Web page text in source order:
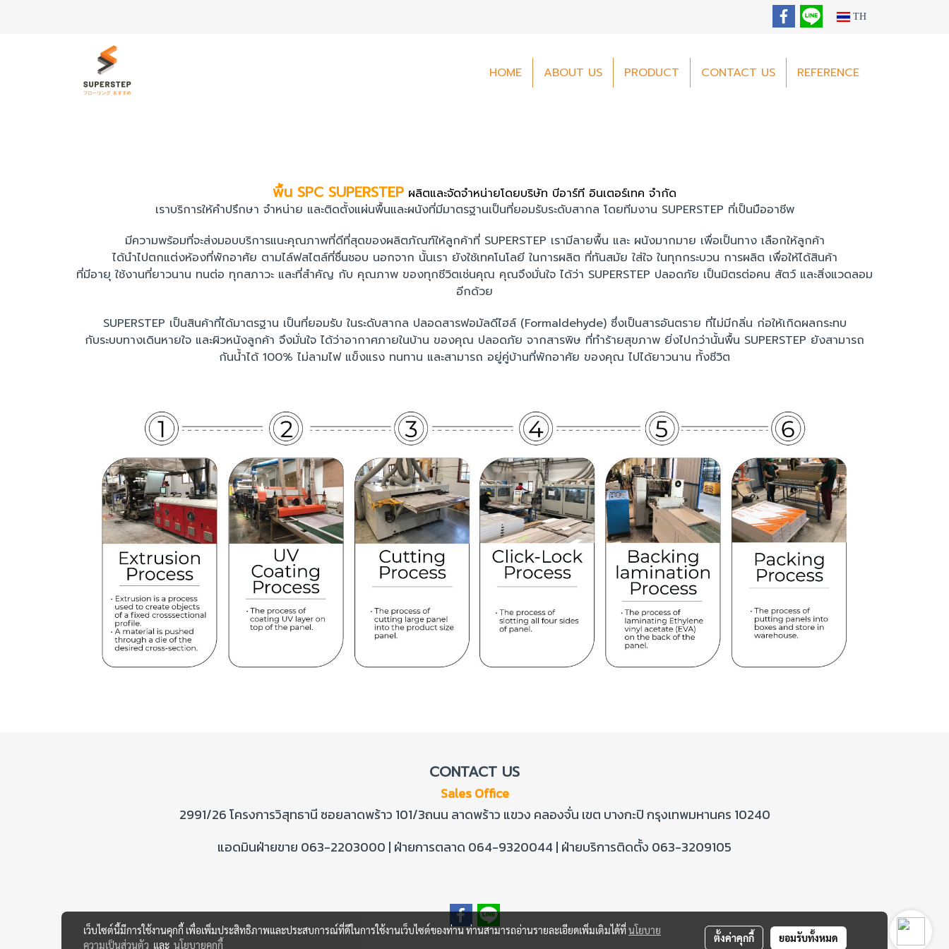
TH
HOME ABOUT US PRODUCT CONTACT US REFERENCE
พื้น SPC SUPERSTEP ผลิตและจัดจำหน่ายโดยบริษัท บีอาร์ที อินเตอร์เทค จำกัด
เราบริการให้คำปรึกษา จำหน่าย และติดตั้งแผ่นพื้นและผนังที่มีมาตรฐานเป็นที่ยอมรับระดับสากล โดยทีมงาน SUPERSTEP ที่เป็นมืออาชีพ
มีความพร้อมที่จะส่งมอบบริการแนะคุณภาพที่ดีที่สุดของผลิตภัณฑ์ให้ลูกค้าที่ SUPERSTEP เรามีลายพื้น และ ผนังมากมาย เพื่อเป็นทาง เลือกให้ลูกค้า
ได้นำไปตกแต่งห้องที่พักอาศัย ตามไล์ฟสไตล์ที่ชื่นชอบ นอกจาก นั้นเรา ยังใช้เทคโนโลยี ในการผลิต ที่ทันสมัย ใส่ใจ ในทุกกระบวน การผลิต เพื่อให้ได้สินค้า
ที่มีอายุ ใช้งานที่ยาวนาน ทนต่อ ทุกสภาวะ และที่สำคัญ กับ คุณภาพ ของทุกชีวิตเช่นคุณ คุณจึงมั่นใจ ได้ว่า SUPERSTEP ปลอดภัย เป็นมิตรต่อคน สัตว์ และสิ่งแวดลอม
อีกด้วย
SUPERSTEP เป็นสินค้าที่ได้มาตรฐาน เป็นที่ยอมรับ ในระดับสากล ปลอดสารฟอมัลดีไฮล์ (Formaldehyde) ซึ่งเป็นสารอันตราย ที่ไม่มีกลิ่น ก่อให้เกิดผลกระทบ
กับระบบทางเดินหายใจ และผิวหนังลูกค้า จึงมั่นใจ ได้ว่าอากาศภายในบ้าน ของคุณ ปลอดภัย จากสารพิษ ที่ทำร้ายสุขภาพ ยิ่งไปกว่านั้นพื้น SUPERSTEP ยังสามารถ
กันน้ำได้ 100% ไม่ลามไฟ แข็งแรง ทนทาน และสามารถ อยู่คู่บ้านที่พักอาศัย ของคุณ ไปได้ยาวนาน ทั้งชีวิต
CONTACT US
Sales Office
2991/26 โครงการวิสุทธานี ซอยลาดพร้าว 101/3ถนน ลาดพร้าว แขวง คลองจั่น เขต บางกะปิ กรุงเทพมหานคร 10240
แอดมินฝ่ายขาย 063-2203000 | ฝ่ายการตลาด 064-9320044 | ฝ่ายบริการติดตั้ง 063-3209105
เว็บไซต์นี้มีการใช้งานคุกกี้ เพื่อเพิ่มประสิทธิภาพและประสบการณ์ที่ดีในการใช้งานเว็บไซต์ของท่าน ท่านสามารถอ่านรายละเอียดเพิ่มเติมได้ที่นโยบาย
ความเป็นส่วนตัว และ นโยบายคุกกี้
ตั้งค่าคุกกี้ ยอมรับทั้งหมด